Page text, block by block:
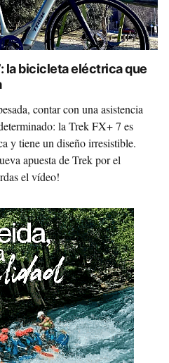
la bicicleta eléctrica que
contar con una asistencia
la Trek FX+ 7 es
y tiene un diseño irresistible.
apuesta de Trek por el
el vídeo!